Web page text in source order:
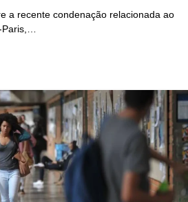
a recente condenação relacionada ao